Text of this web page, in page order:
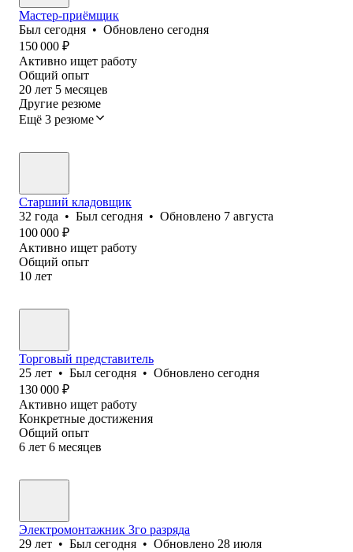
Мастер-приёмщик
Был сегодня • Обновлено сегодня
150 000 ₽
Активно ищет работу
Общий опыт
20 лет 5 месяцев
Другие резюме
Ещё 3 резюме
Старший кладовщик
32 года • Был сегодня • Обновлено 7 августа
100 000 ₽
Активно ищет работу
Общий опыт
10 лет
Торговый представитель
25 лет • Был сегодня • Обновлено сегодня
130 000 ₽
Активно ищет работу
Конкретные достижения
Общий опыт
6 лет 6 месяцев
Электромонтажник 3го разряда
29 лет • Был сегодня • Обновлено 28 июля